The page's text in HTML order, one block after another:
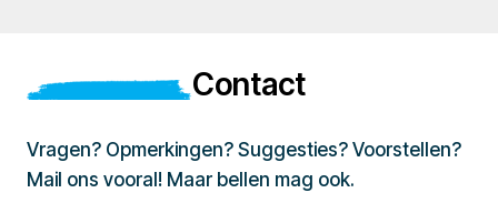
Contact
Vragen? Opmerkingen? Suggesties? Voorstellen?
Mail ons vooral! Maar bellen mag ook.